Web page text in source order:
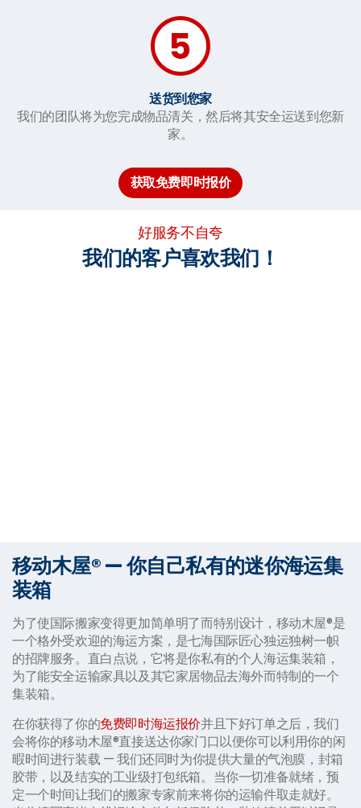
送货到您家
我们的团队将为您完成物品清关，然后将其安全运送到您新
家。
获取免费即时报价
好服务不自夸
我们的客户喜欢我们！
移动木屋® — 你自己私有的迷你海运集
装箱
为了使国际搬家变得更加简单明了而特别设计，移动木屋®是
一个格外受欢迎的海运方案，是七海国际匠心独运独树一帜
的招牌服务。直白点说，它将是你私有的个人海运集装箱，
为了能安全运输家具以及其它家居物品去海外而特制的一个
集装箱。
在你获得了你的免费即时海运报价并且下好订单之后，我们
会将你的移动木屋®直接送达你家门口以便你可以利用你的闲
暇时间进行装载 — 我们还同时为你提供大量的气泡膜，封箱
胶带，以及结实的工业级打包纸箱。当你一切准备就绪，预
定一个时间让我们的搬家专家前来将你的运输件取走就好。